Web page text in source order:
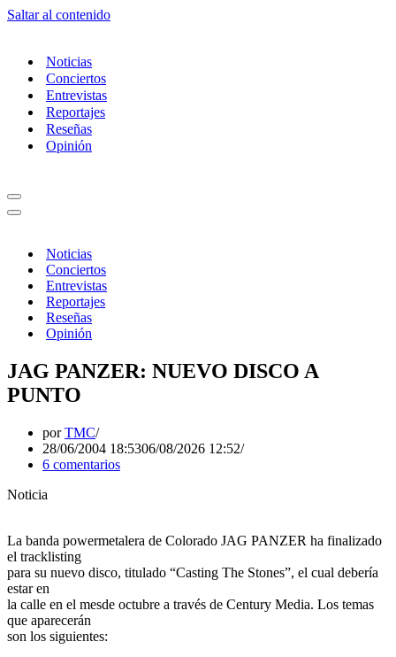
Saltar al contenido
Noticias
Conciertos
Entrevistas
Reportajes
Reseñas
Opinión
Menú
de
Menú
Noticias
Conciertos
Entrevistas
Reportajes
Reseñas
Opinión
JAG PANZER: NUEVO DISCO A
PUNTO
porTMC
28/06/2004 18:5306/08/2026 12:52
6 comentarios
Noticia
La banda powermetalera de Colorado JAG PANZER ha finalizado
el tracklisting
para su nuevo disco, titulado “Casting The Stones”, el cual debería
estar en
la calle en el mesde octubre a través de Century Media. Los temas
que aparecerán
son los siguientes: